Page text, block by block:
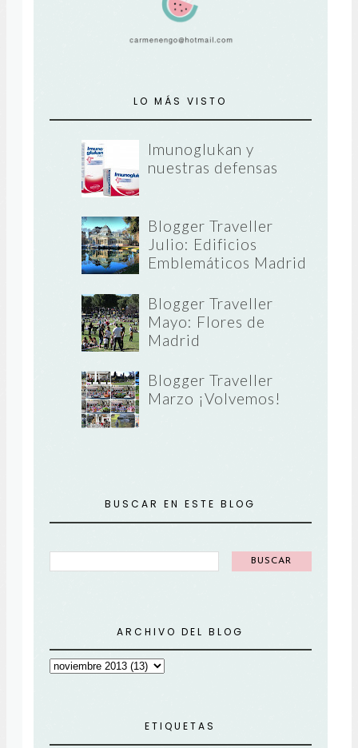
LO MÁS VISTO
Imunoglukan y
nuestras defensas
Blogger Traveller
Julio: Edificios
Emblemáticos Madrid
Blogger Traveller
Mayo: Flores de
Madrid
Blogger Traveller
Marzo ¡Volvemos!
BUSCAR EN ESTE BLOG
ARCHIVO DEL BLOG
ETIQUETAS